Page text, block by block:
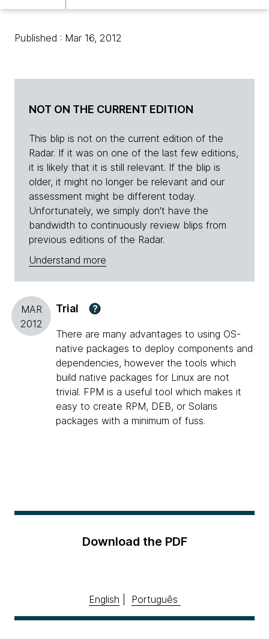
Published : Mar 16, 2012
NOT ON THE CURRENT EDITION
This blip is not on the current edition of the
Radar. If it was on one of the last few editions,
it is likely that it is still relevant. If the blip is
older, it might no longer be relevant and our
assessment might be different today.
Unfortunately, we simply don't have the
bandwidth to continuously review blips from
previous editions of the Radar.
Understand more
MAR
2012
Trial ?
There are many advantages to using OS-
native packages to deploy components and
dependencies, however the tools which
build native packages for Linux are not
trivial. FPM is a useful tool which makes it
easy to create RPM, DEB, or Solaris
packages with a minimum of fuss.
Download the PDF
English Português